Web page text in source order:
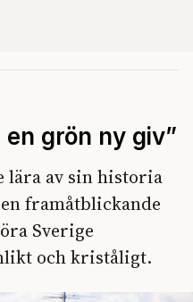
grön ny giv”
lära av sin historia
framåtblickande
Sverige
och kriståligt.